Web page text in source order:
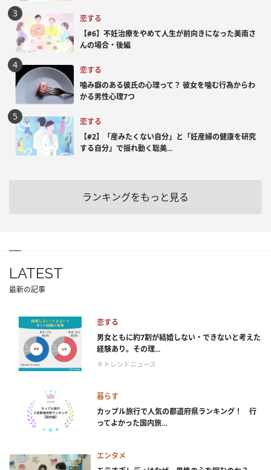
恋する
【#6】不妊治療をやめて人生が前向きになった美南さ
んの場合・後編
恋する
噛み癖のある彼氏の心理って？ 彼女を噛む行為からわ
かる男性心理7つ
恋する
【#2】「産みたくない自分」と「妊産婦の健康を研究
する自分」で揺れ動く聡美...
ランキングをもっと見る
LATEST
最新の記事
恋する
男女ともに約7割が結婚しない・できないと考えた
経験あり。その理...
＃トレンドニュース
暮らす
カップル旅行で人気の都道府県ランキング！ 行
ってよかった国内旅...
エンタメ